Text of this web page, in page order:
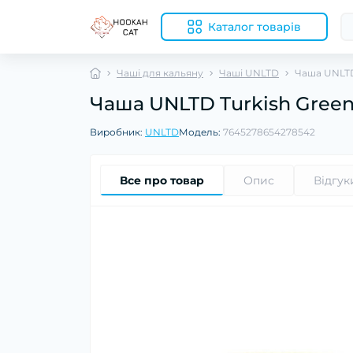
Каталог товарів
Чаші для кальяну Чаші UNLTD Чаша
Чаша UNLTD Turkish
Виробник: UNLTDМодель: 7645278654278542
Все про товар Опис